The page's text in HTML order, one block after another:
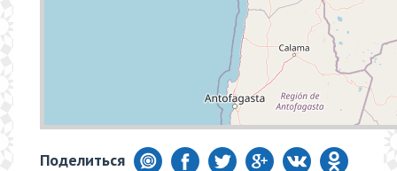
Поделиться